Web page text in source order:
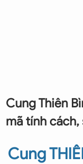
Cung Thiên
mã tính
Cung